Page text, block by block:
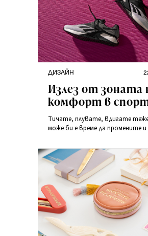
ДИЗАЙН
Излез от зоната
комфорт в
как да започнете
тренирате нещо
Тичате, плувате, вдигате
може би е време да промените и
напуснете зоната си на
тренировките.